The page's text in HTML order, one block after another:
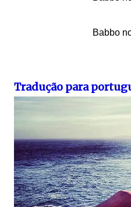
Babbo
Tradução para